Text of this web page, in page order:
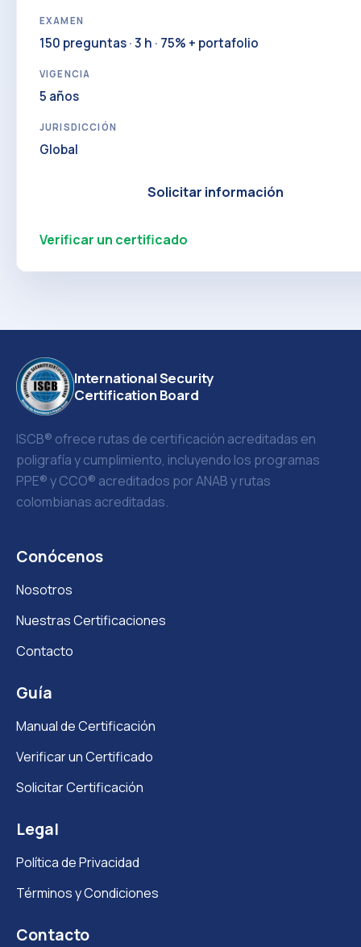
EXAMEN
150 preguntas · 3 h · 75% + portafolio
VIGENCIA
5 años
JURISDICCIÓN
Global
Solicitar información
Verificar un certificado
International Security
Certification Board
ISCB® ofrece rutas de certificación acreditadas en
poligrafía y cumplimiento, incluyendo los programas
PPE® y CCO® acreditados por ANAB y rutas
colombianas acreditadas.
Conócenos
Nosotros
Nuestras Certificaciones
Contacto
Guía
Manual de Certificación
Verificar un Certificado
Solicitar Certificación
Legal
Política de Privacidad
Términos y Condiciones
Contacto